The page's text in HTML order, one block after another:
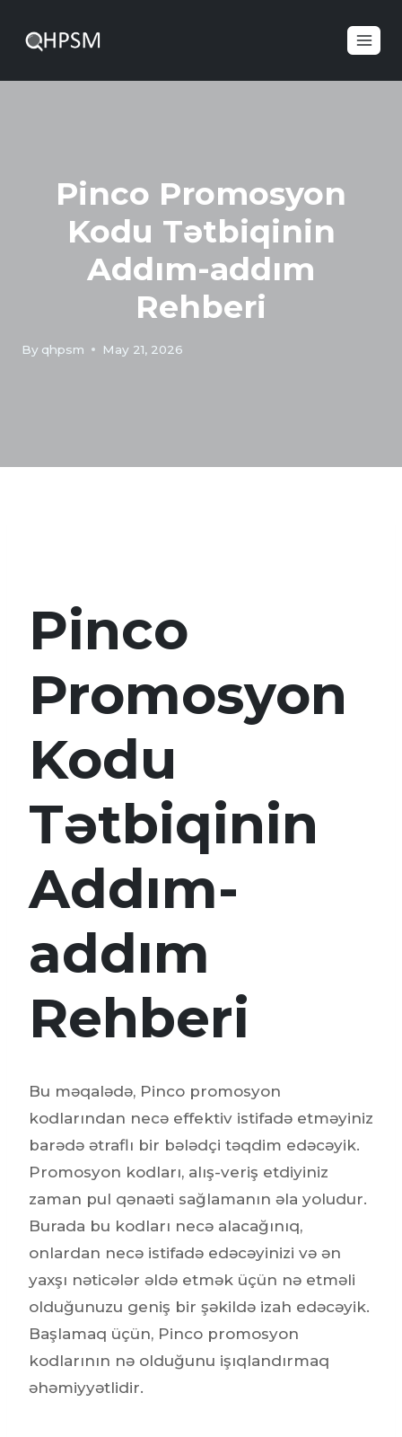
Pinco Promosyon
Kodu Tətbiqinin
Addım-addım
Rehberi
By qhpsm May 21, 2026
Pinco
Promosyon
Kodu
Tətbiqinin
Addım-
addım
Rehberi
Bu məqalədə, Pinco promosyon
kodlarından necə effektiv istifadə etməyiniz
barədə ətraflı bir bələdçi təqdim edəcəyik.
Promosyon kodları, alış-veriş etdiyiniz
zaman pul qənaəti sağlamanın əla yoludur.
Burada bu kodları necə alacağınıq,
onlardan necə istifadə edəcəyinizi və ən
yaxşı nəticələr əldə etmək üçün nə etməli
olduğunuzu geniş bir şəkildə izah edəcəyik.
Başlamaq üçün, Pinco promosyon
kodlarının nə olduğunu işıqlandırmaq
əhəmiyyətlidir.